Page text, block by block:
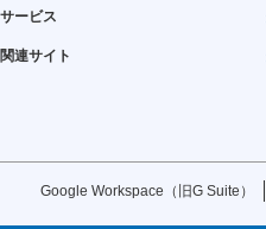
サービス
関連サイト
Google Workspace（旧G Suite）